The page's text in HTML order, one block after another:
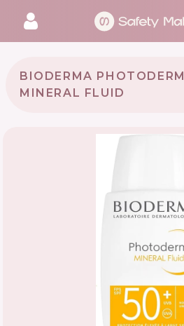
BIODERMA PHOTODERM
MINERAL FLUID